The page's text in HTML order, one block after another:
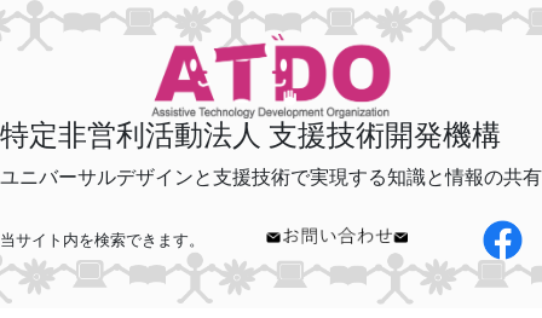
特定非営利活動法人 支援技術開発機構
ユニバーサルデザインと支援技術で実現する知識と情報の共有
当サイト内を検索できます。